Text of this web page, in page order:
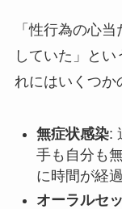
「性行為の心
していた」と
れにはいくつか
無症状感染:
手も自分も
に時間が経
オーラルセ